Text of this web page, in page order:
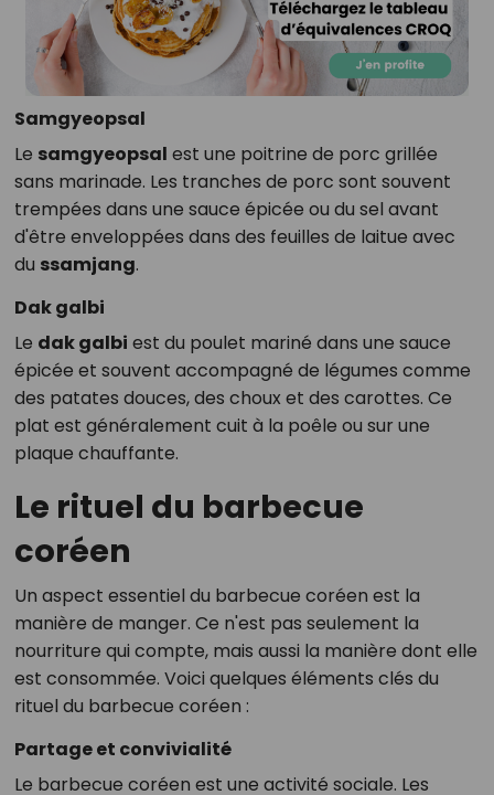
Samgyeopsal
Le samgyeopsal est une poitrine de porc grillée
sans marinade. Les tranches de porc sont souvent
trempées dans une sauce épicée ou du sel avant
d'être enveloppées dans des feuilles de laitue avec
du ssamjang.
Dak galbi
Le dak galbi est du poulet mariné dans une sauce
épicée et souvent accompagné de légumes comme
des patates douces, des choux et des carottes. Ce
plat est généralement cuit à la poêle ou sur une
plaque chauffante.
Le rituel du barbecue
coréen
Un aspect essentiel du barbecue coréen est la
manière de manger. Ce n'est pas seulement la
nourriture qui compte, mais aussi la manière dont elle
est consommée. Voici quelques éléments clés du
rituel du barbecue coréen :
Partage et convivialité
Le barbecue coréen est une activité sociale. Les